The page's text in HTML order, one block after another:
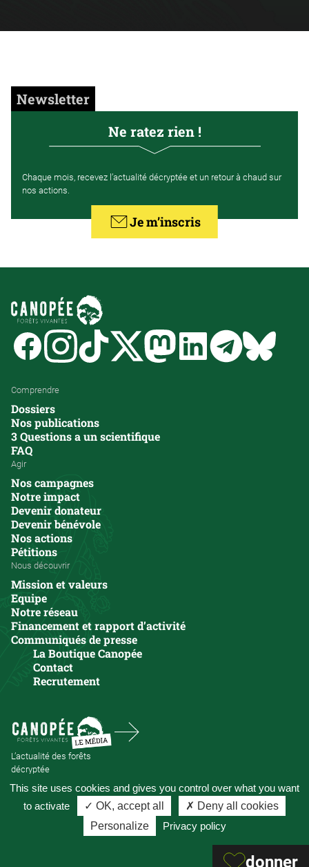
Newsletter
Ne ratez rien !
Chaque mois, recevez l’actualité décryptée et un retour à chaud sur
nos actions.
Je m’inscris
FacebookInstagramTiktok Twitter MastodonLinkedinTelegram
Comprendre
Dossiers
Nos publications
3 Questions a un scientifique
FAQ
Agir
Nos campagnes
Notre impact
Devenir donateur
Devenir bénévole
Nos actions
Pétitions
Nous découvrir
Mission et valeurs
Equipe
Notre réseau
Financement et rapport d’activité
Communiqués de presse
La Boutique Canopée
Contact
Recrutement
L’actualité des forêts
décryptée
Mentions légales et politique de confidentialité
Développement parTekoha
donner
This site uses cookies and gives you control over what you want
to activate
✓ OK, accept all
✗ Deny all cookies
Personalize
Privacy policy